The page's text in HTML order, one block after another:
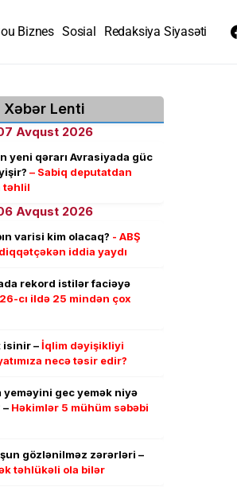
Biznes Sosial Redaksiya Siyasəti
Xəbər Lenti
Avqust 2026
yeni qərarı Avrasiyada güc
– Sabiq deputatdan
təhlil
Avqust 2026
varisi kim olacaq? - ABŞ
iddia yaydı
rekord istilər faciəyə
cı ildə 25 mindən çox
isinir –İqlim dəyişikliyi
necə təsir edir?
yeməyini gec yemək niyə
– Həkimlər 5 mühüm səbəbi
gözlənilməz zərərləri –
təhlükəli ola bilər